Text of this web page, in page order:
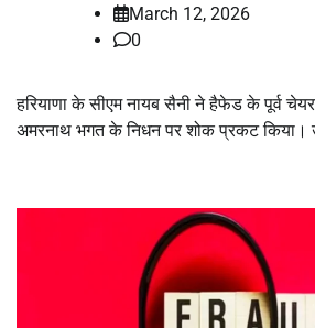
March 12, 2026
0
हरियाणा के सीएम नायब सैनी ने हैफेड के पूर्व
अमरनाथ भगत के निधन पर शोक प्रकट किया।